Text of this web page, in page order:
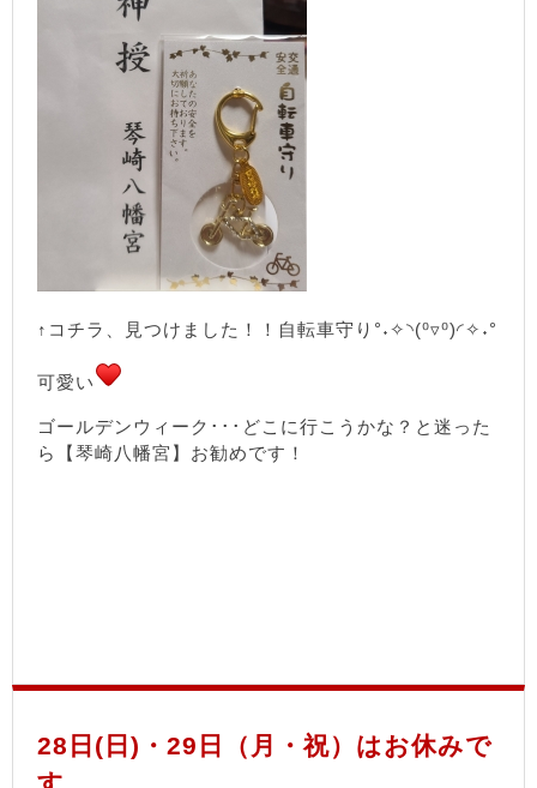
↑コチラ、見つけました！！自転車守り°˖✧◝(⁰▿⁰)◜✧˖°
可愛い
ゴールデンウィーク･･･どこに行こうかな？と迷った
ら【琴崎八幡宮】お勧めです！
28日(日)・29日（月・祝）はお休みで
す